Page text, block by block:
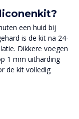
een huid bij
is de kit na 24-
Dikkere voegen
1 mm uitharding
de kit volledig